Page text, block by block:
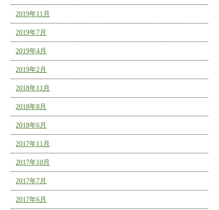
2019年11月
2019年7月
2019年4月
2019年2月
2018年11月
2018年8月
2018年6月
2017年11月
2017年10月
2017年7月
2017年6月